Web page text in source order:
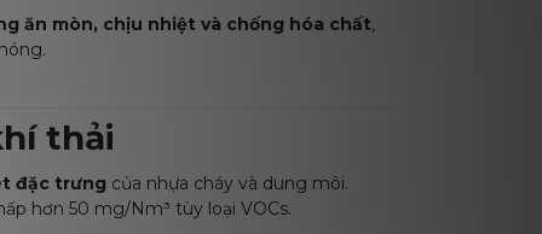
ăn mòn, chịu nhiệt và chống hóa chất,
thải
đặc trưng của nhựa cháy và dung môi.
hơn 50 mg/Nm³ tùy loại VOCs.